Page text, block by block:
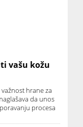
vašu kožu
hrane za
da unos
procesa